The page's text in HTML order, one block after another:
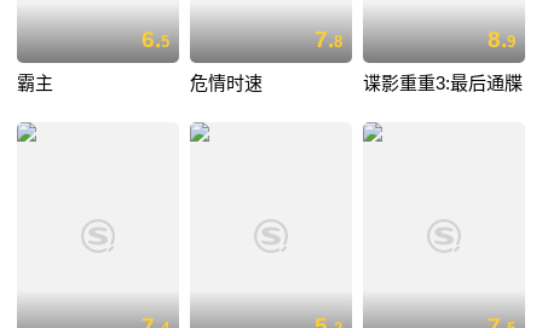
6.5
霸主
7.8
危情时速
8.9
谍影重重3:最后通牒